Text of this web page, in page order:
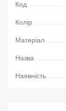
Код
Колір
Матеріал
Назва
Наявність